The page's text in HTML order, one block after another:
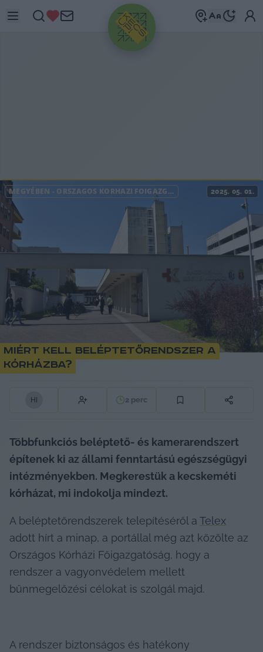
HIRDETÉS
MEGYÉBEN - ORSZÁGOS KÓRHÁZI FŐIGAZGATÓSÁG 2025. 05. 01.
Miért kell beléptetőrendszer a
kórházba?
HI 2 perc
Többfunkciós beléptető- és kamerarendszert
építenek ki az állami fenntartású egészségügyi
intézményekben. Megkerestük a kecskeméti
kórházat, mi indokolja mindezt.
A beléptetőrendszerek telepítéséről a Telex
adott hírt a minap, a portállal még azt közölte az
Országos Kórházi Főigazgatóság, hogy a
rendszer a vagyonvédelem mellett
bűnmegelőzési célokat is szolgál majd.
A rendszer biztonságos és hatékony